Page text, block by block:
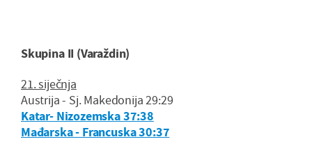
Skupina II (Varaždin)
21. siječnja
Austrija - Sj. Makedonija 29:29
Katar- Nizozemska 37:38
Mađarska - Francuska 30:37